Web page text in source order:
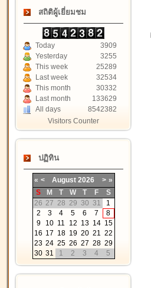
สถิติผู้เยี่ยมชม
Today
3909
Yesterday
3255
This week
25289
Last week
32534
This month
30332
Last month
133629
All days
8542382
Visitors Counter
ปฏิทิน
« < August 2026 > »
S
M T W T F
S
26 27 28 29 30 31
1
2
3 4 5 6 7
8
9
10 11 12 13 14 15
16 17 18 19 20 21 22
23 24 25 26 27 28 29
30 31 1 2 3 4 5